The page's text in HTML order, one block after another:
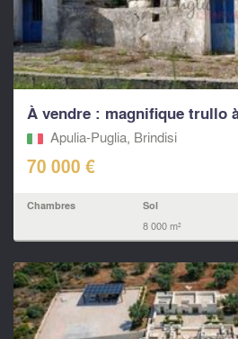
À vendre : magnifique trullo
Apulia-Puglia, Brindisi
70 000 €
Chambres Sol
8 000 m²